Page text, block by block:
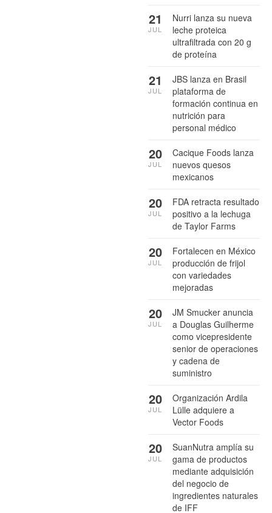
Nurri lanza su nueva
leche proteica
ultrafiltrada con 20 g
de proteína
21
JUL
JBS lanza en Brasil
plataforma de
formación continua en
nutrición para
personal médico
21
JUL
Cacique Foods lanza
nuevos quesos
mexicanos
20
JUL
FDA retracta resultado
positivo a la lechuga
de Taylor Farms
20
JUL
Fortalecen en México
producción de frijol
con variedades
mejoradas
20
JUL
JM Smucker anuncia
a Douglas Guilherme
como vicepresidente
senior de operaciones
y cadena de
suministro
20
JUL
Organización Ardila
Lülle adquiere a
Vector Foods
20
JUL
SuanNutra amplía su
gama de productos
mediante adquisición
del negocio de
ingredientes naturales
de IFF
20
JUL